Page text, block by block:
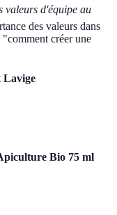
valeurs d'équipe au
des valeurs dans
créer une
Lavige
Bio 75 ml